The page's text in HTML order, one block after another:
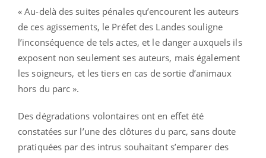
« Au-delà des suites pénales qu’encourent les auteurs
de ces agissements, le Préfet des Landes souligne
l’inconséquence de tels actes, et le danger auxquels ils
exposent non seulement ses auteurs, mais également
les soigneurs, et les tiers en cas de sortie d’animaux
hors du parc ».
Des dégradations volontaires ont en effet été
constatées sur l’une des clôtures du parc, sans doute
pratiquées par des intrus souhaitant s’emparer des